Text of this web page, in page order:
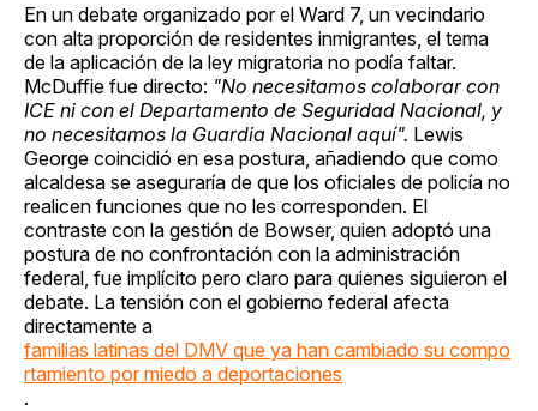
En un debate organizado por el Ward 7, un vecindario
con alta proporción de residentes inmigrantes, el tema
de la aplicación de la ley migratoria no podía faltar.
McDuffie fue directo: "No necesitamos colaborar con
ICE ni con el Departamento de Seguridad Nacional, y
no necesitamos la Guardia Nacional aquí". Lewis
George coincidió en esa postura, añadiendo que como
alcaldesa se aseguraría de que los oficiales de policía no
realicen funciones que no les corresponden. El
contraste con la gestión de Bowser, quien adoptó una
postura de no confrontación con la administración
federal, fue implícito pero claro para quienes siguieron el
debate. La tensión con el gobierno federal afecta
directamente a
familias latinas del DMV que ya han cambiado su compo
rtamiento por miedo a deportaciones
.